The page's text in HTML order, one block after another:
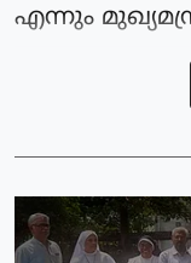
എന്നും